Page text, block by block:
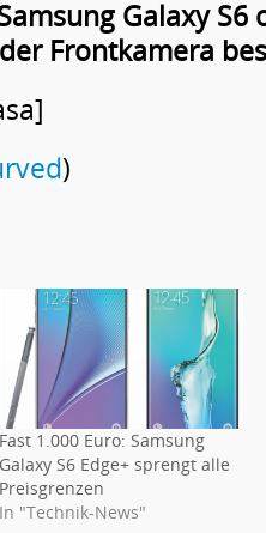
Galaxy S6
Frontkamera
)
Fast 1.000 Euro: Samsung
Galaxy S6 Edge+ sprengt alle
Preisgrenzen
In "Technik-News"